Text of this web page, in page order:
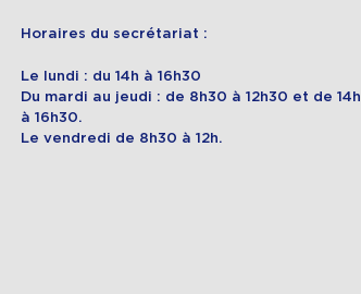
Horaires du secrétariat :
Le lundi : du 14h à 16h30
Du mardi au jeudi : de 8h30 à 12h30 et de 14h
à 16h30.
Le vendredi de 8h30 à 12h.